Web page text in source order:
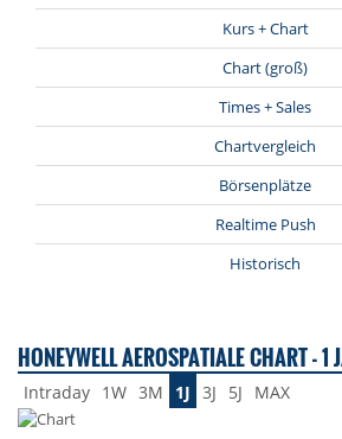
Kurs + Chart
Chart (groß)
Times + Sales
Chartvergleich
Börsenplätze
Realtime Push
Historisch
HONEYWELL AEROSPATIALE CHART - 1
Intraday 1W 3M 1J 3J 5J MAX